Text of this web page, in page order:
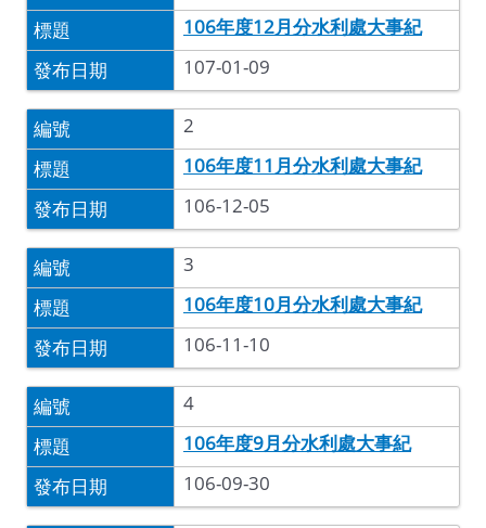
106年度12月分水利處大事紀
107-01-09
2
106年度11月分水利處大事紀
106-12-05
3
106年度10月分水利處大事紀
106-11-10
4
106年度9月分水利處大事紀
106-09-30